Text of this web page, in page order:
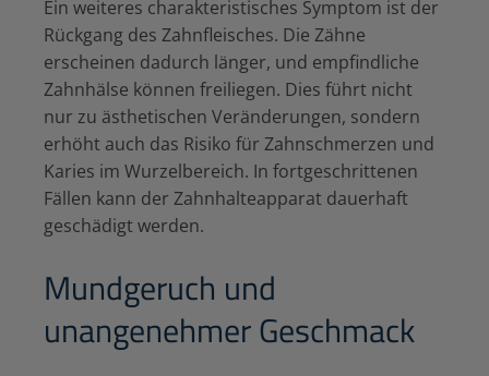
Ein weiteres charakteristisches Symptom ist der
Rückgang des Zahnfleisches. Die Zähne
erscheinen dadurch länger, und empfindliche
Zahnhälse können freiliegen. Dies führt nicht
nur zu ästhetischen Veränderungen, sondern
erhöht auch das Risiko für Zahnschmerzen und
Karies im Wurzelbereich. In fortgeschrittenen
Fällen kann der Zahnhalteapparat dauerhaft
geschädigt werden.
Mundgeruch und
unangenehmer Geschmack